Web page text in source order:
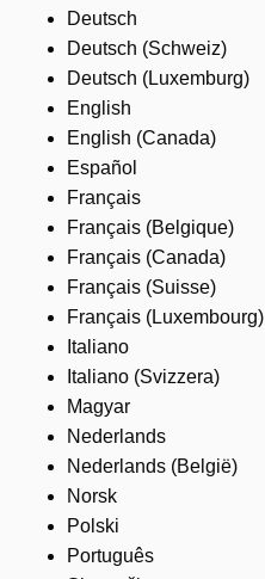
Deutsch
Deutsch (Schweiz)
Deutsch (Luxemburg)
English
English (Canada)
Español
Français
Français (Belgique)
Français (Canada)
Français (Suisse)
Français (Luxembourg)
Italiano
Italiano (Svizzera)
Magyar
Nederlands
Nederlands (België)
Norsk
Polski
Português